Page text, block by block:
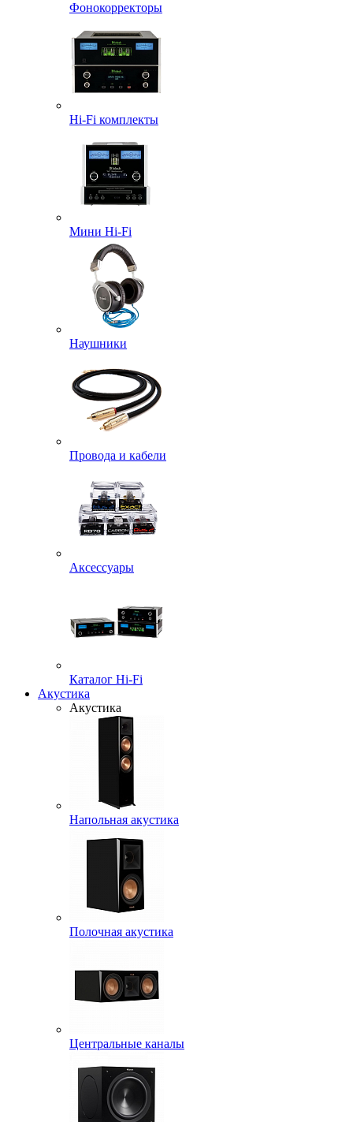
Фонокорректоры
Hi-Fi комплекты
Мини Hi-Fi
Наушники
Провода и кабели
Аксессуары
Каталог Hi-Fi
Акустика
Акустика
Напольная акустика
Полочная акустика
Центральные каналы